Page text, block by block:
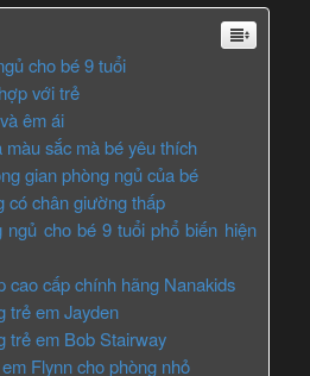
cho bé 9 tuổi
với trẻ
êm ái
sắc mà bé yêu thích
gian phòng ngủ của bé
có chân giường thấp
ngủ cho bé 9 tuổi phổ biến hiện
cao cấp chính hãng Nanakids
trẻ em Jayden
trẻ em Bob Stairway
Flynn cho phòng nhỏ